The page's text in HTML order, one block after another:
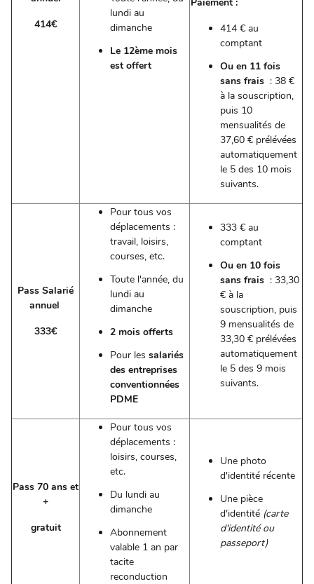
414€
lundi au
dimanche
Le 12ème mois
est offert
414 € au
comptant
Ou en 11 fois
sans frais : 38 €
à la souscription,
puis 10
mensualités de
37,60 € prélévées
automatiquement
le 5 des 10 mois
suivants.
Pass Salarié
annuel
333€
Pour tous vos
déplacements :
travail, loisirs,
courses, etc.
Toute l'année, du
lundi au
dimanche
2 mois offerts
Pour les salariés
des entreprises
conventionnées
PDME
333 € au
comptant
Ou en 10 fois
sans frais : 33,30
€ à la
souscription, puis
9 mensualités de
33,30 € prélévées
automatiquement
le 5 des 9 mois
suivants.
Pass 70 ans et
+
gratuit
Pour tous vos
déplacements :
loisirs, courses,
etc.
Du lundi au
dimanche
Abonnement
valable 1 an par
tacite
reconduction
Une photo
d'identité récente
Une pièce
d'identité (carte
d'identité ou
passeport)